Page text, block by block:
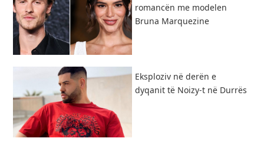
romancën me modelen
Bruna Marquezine
Eksploziv në derën e
dyqanit të Noizy-t në Durrës